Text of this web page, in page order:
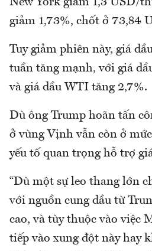
New York giảm 1,3 USD/
giảm 1,73%, chốt ở 73,84
Tuy giảm phiên này, giá
tuần tăng mạnh, với giá
và giá dầu WTI tăng 2,7%.
Dù ông Trump hoãn tấn
ở vùng Vịnh vẫn còn ở
yếu tố quan trọng hỗ trợ
“Dù một sự leo thang lớn
với nguồn cung dầu từ
cao, và tùy thuộc vào việc
tiếp vào xung đột này hay